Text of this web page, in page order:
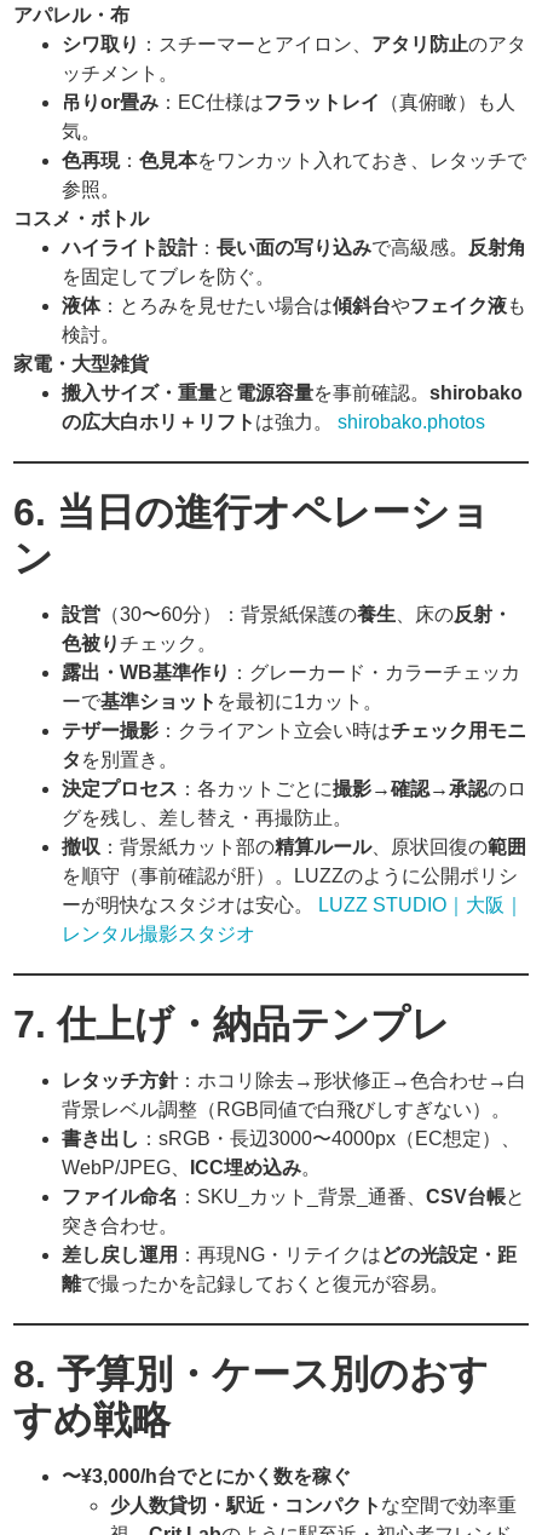
アパレル・布
シワ取り ：スチーマーとアイロン、 アタリ防止のアタ
ッチメント。
吊りor畳み ：EC仕様はフラットレイ
（真俯瞰）も人
気。
色再現：色見本をワンカット入れておき、レタッチで
参照。
コスメ・ボトル
ハイライト設計：長い面の写り込みで高級感。
反射角
を固定してブレを防ぐ。
液体：とろみを見せたい場合は傾斜台やフェイク液も
検討。
家電・大型雑貨
搬入サイズ・重量と 電源容量を事前確認。shirobako
の広大白ホリ＋リフト は強力。shirobako.photos
6. 当日の進行オペレーショ
ン
設営 （30〜60分）：背景紙保護の養生 、床の反射・
色被りチェック。
露出・WB基準作り ：グレーカード・カラーチェッカ
ーで基準ショット を最初に1カット。
テザー撮影 ：クライアント立会い時はチェック用モニ
タ を別置き。
決定プロセス ：各カットごとに撮影→確認→承認のロ
グを残し、差し替え・再撮防止。
撤収 ：背景紙カット部の精算ルール、原状回復の範囲
を順守（事前確認が肝）。LUZZのように公開ポリシ
ーが明快なスタジオは安心。
LUZZ STUDIO｜大阪｜
レンタル撮影スタジオ
7. 仕上げ・納品テンプレ
レタッチ方針：ホコリ除去→形状修正→色合わせ→白
背景レベル調整（RGB同値で白飛びしすぎない）。
書き出し ：sRGB・長辺3000〜4000px（EC想定）、
WebP/JPEG、
ICC埋め込み。
ファイル命名 ：SKU_カット_背景_通番、CSV台帳と
突き合わせ。
差し戻し運用 ：再現NG・リテイクはどの光設定・距
離で撮ったかを記録しておくと復元が容易。
8. 予算別・ケース別のおす
すめ戦略
〜¥3,000/h台でとにかく数を稼ぐ
少人数貸切・駅近・コンパクト な空間で効率重